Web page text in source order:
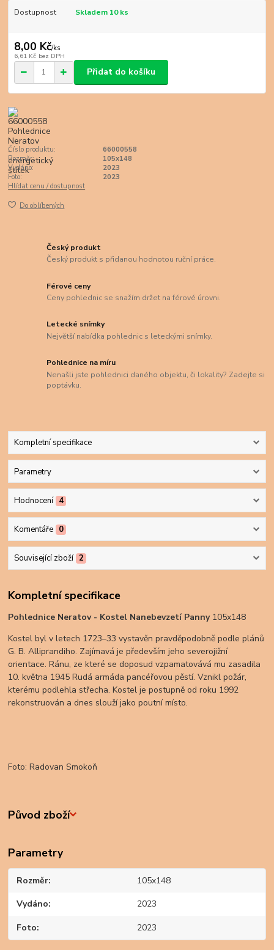
Dostupnost Skladem 10 ks
8,00 Kč/ks
6,61 Kč bez DPH
Přidat do košíku
Číslo produktu:
66000558
Rozměr:
105x148
Vydáno:
2023
Foto:
2023
Hlídat cenu / dostupnost
Do oblíbených
Český produkt
Český produkt s přidanou hodnotou ruční práce.
Férové ceny
Ceny pohlednic se snažím držet na férové úrovni.
Letecké snímky
Největší nabídka pohlednic s leteckými snímky.
Pohlednice na míru
Nenašli jste pohlednici daného objektu, či lokality? Zadejte si
poptávku.
Kompletní specifikace
Parametry
Hodnocení 4
Komentáře 0
Související zboží 2
Kompletní specifikace
Pohlednice Neratov - Kostel Nanebevzetí Panny105x148
Kostel byl v letech 1723–33 vystavěn pravděpodobně podle plánů
G. B. Alliprandiho. Zajímavá je především jeho severojižní
orientace. Ránu, ze které se doposud vzpamatovává mu zasadila
10. května 1945 Rudá armáda pancéřovou pěstí. Vznikl požár,
kterému podlehla střecha. Kostel je postupně od roku 1992
rekonstruován a dnes slouží jako poutní místo.
Foto: Radovan Smokoň
Původ zboží
Parametry
Rozměr 105x148
Vydáno 2023
Foto 2023